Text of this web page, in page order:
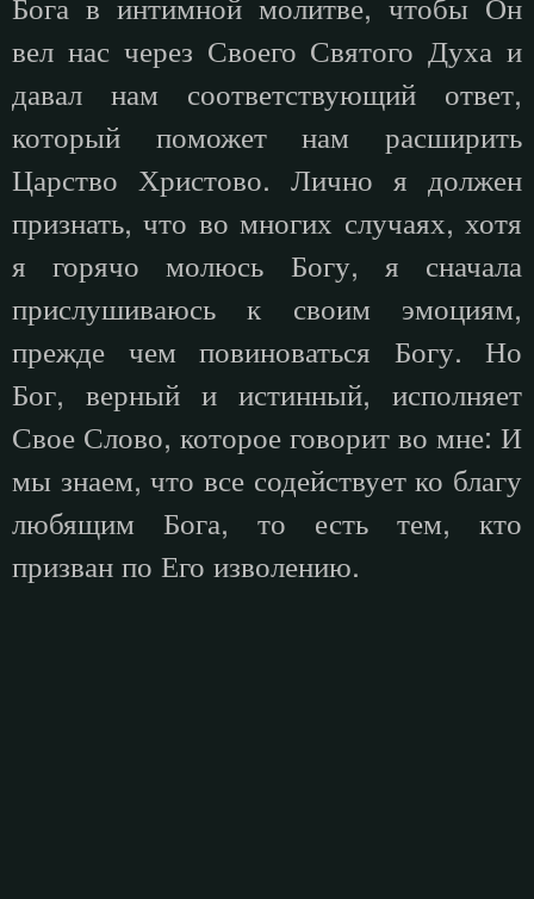
вел нас через Своего Святого Духа и
давал нам соответствующий ответ,
который поможет нам расширить
Царство Христово. Лично я должен
признать, что во многих случаях, хотя
я горячо молюсь Богу, я сначала
прислушиваюсь к своим эмоциям,
прежде чем повиноваться Богу. Но
Бог, верный и истинный, исполняет
Свое Слово, которое говорит во мне: И
мы знаем, что все содействует ко благу
любящим Бога, то есть тем, кто
призван по Его изволению.